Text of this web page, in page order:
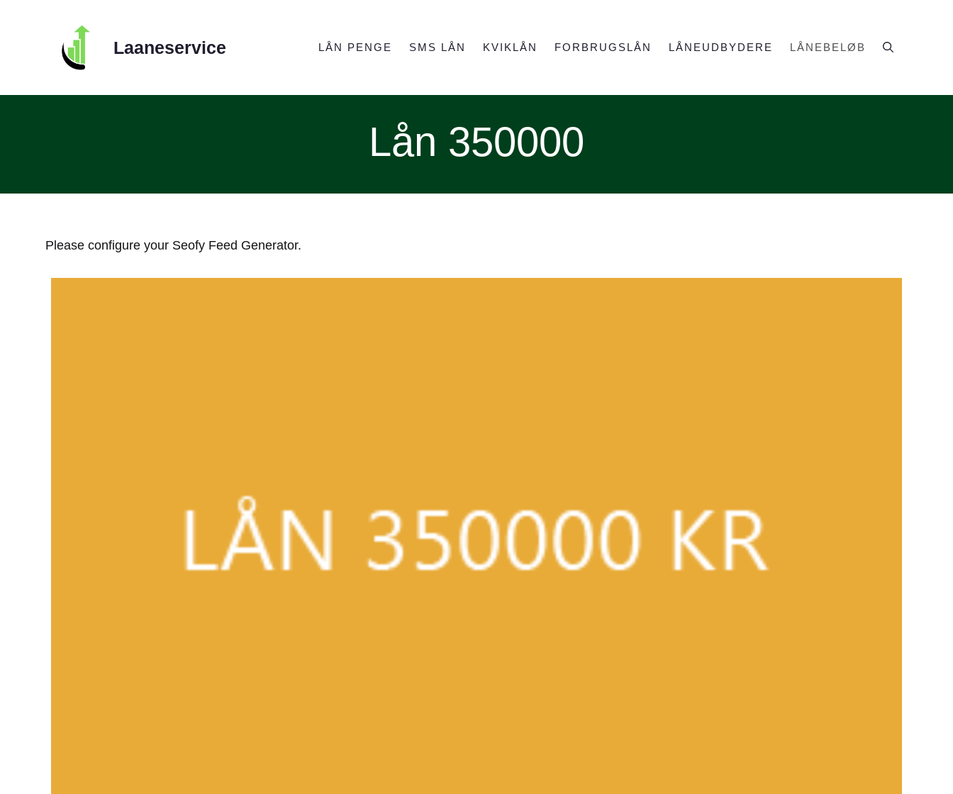
Laaneservice LÅN PENGE SMS LÅN KVIKLÅN FORBRUGSLÅN LÅNEUDBYDERE LÅNEBELØB
Lån 350000
Please configure your Seofy Feed Generator.